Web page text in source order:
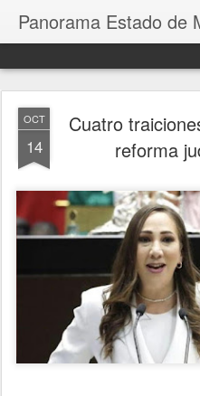
Panorama Estado de
OCT
14
Cuatro
reforma